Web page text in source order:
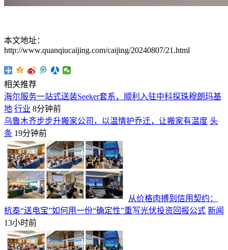
本文地址：
http://www.quanqiucaijing.com/caijing/20240807/21.html
相关推荐
海尔服务一站式送装Seeker套系，顺利入驻中科探珠穆朗玛基
地 行业 8分钟前
乌鲁木齐步步升搬家公司，以温情护乔迁，让搬家有温度 头
条 19分钟前
从价格肉搏到信用契约：
杭泰“送电宝”如何用一份“确定性”重写光伏投资回报公式 新闻
13小时前